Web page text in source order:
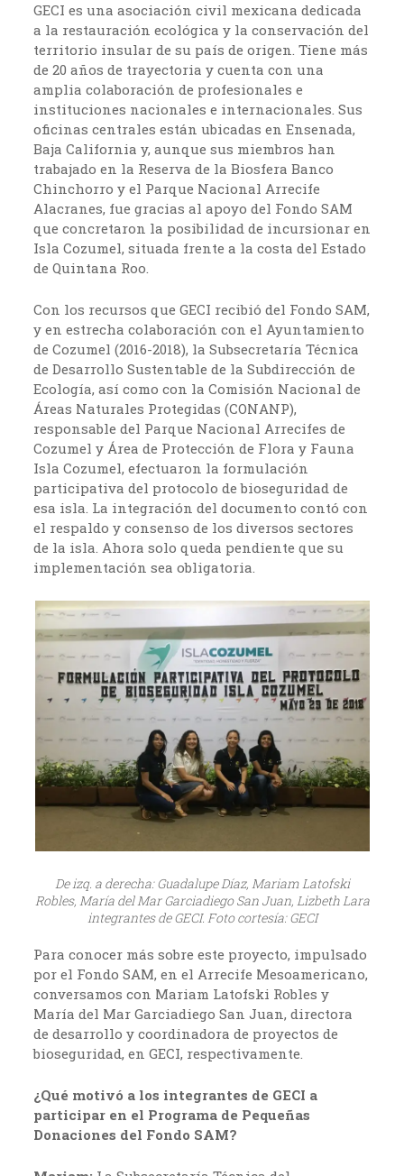
GECI es una asociación civil mexicana dedicada
a la restauración ecológica y la conservación del
territorio insular de su país de origen. Tiene más
de 20 años de trayectoria y cuenta con una
amplia colaboración de profesionales e
instituciones nacionales e internacionales. Sus
oficinas centrales están ubicadas en Ensenada,
Baja California y, aunque sus miembros han
trabajado en la Reserva de la Biosfera Banco
Chinchorro y el Parque Nacional Arrecife
Alacranes, fue gracias al apoyo del Fondo SAM
que concretaron la posibilidad de incursionar en
Isla Cozumel, situada frente a la costa del Estado
de Quintana Roo.
Con los recursos que GECI recibió del Fondo SAM,
y en estrecha colaboración con el Ayuntamiento
de Cozumel (2016-2018), la Subsecretaría Técnica
de Desarrollo Sustentable de la Subdirección de
Ecología, así como con la Comisión Nacional de
Áreas Naturales Protegidas (CONANP),
responsable del Parque Nacional Arrecifes de
Cozumel y Área de Protección de Flora y Fauna
Isla Cozumel, efectuaron la formulación
participativa del protocolo de bioseguridad de
esa isla. La integración del documento contó con
el respaldo y consenso de los diversos sectores
de la isla. Ahora solo queda pendiente que su
implementación sea obligatoria.
De izq. a derecha: Guadalupe Díaz, Mariam Latofski
Robles, María del Mar Garciadiego San Juan, Lizbeth Lara
integrantes de GECI. Foto cortesía: GECI
Para conocer más sobre este proyecto, impulsado
por el Fondo SAM, en el Arrecife Mesoamericano,
conversamos con Mariam Latofski Robles y
María del Mar Garciadiego San Juan, directora
de desarrollo y coordinadora de proyectos de
bioseguridad, en GECI, respectivamente.
¿Qué motivó a los integrantes de GECI a
participar en el Programa de Pequeñas
Donaciones del Fondo SAM?